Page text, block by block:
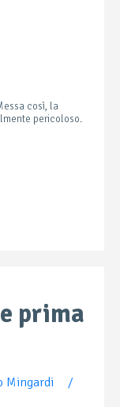
così, la
pericoloso.
prima
Mingardi
/